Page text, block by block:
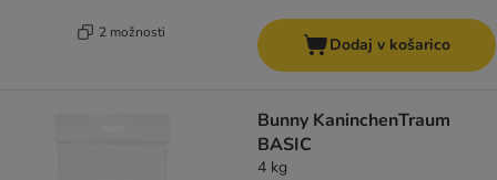
2 možnosti
Dodaj v košarico
Bunny KaninchenTraum
BASIC
4 kg